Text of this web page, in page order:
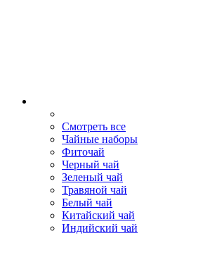
Смотреть все
Чайные наборы
Фиточай
Черный чай
Зеленый чай
Травяной чай
Белый чай
Китайский чай
Индийский чай